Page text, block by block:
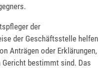
der
der Geschäftsstelle helfen
Anträgen oder Erklärungen,
bestimmt sind. Das